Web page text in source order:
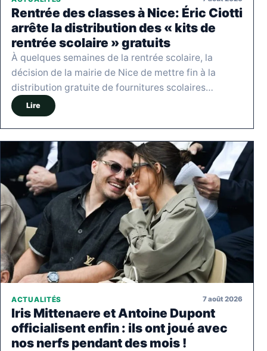
Rentrée des classes à Nice: Éric Ciotti
arrête la distribution des « kits de
rentrée scolaire » gratuits
À quelques semaines de la rentrée scolaire, la
décision de la mairie de Nice de mettre fin à la
distribution gratuite de fournitures scolaires…
Lire
ACTUALITÉS 7 août 2026
Iris Mittenaere et Antoine Dupont
officialisent enfin : ils ont joué avec
nos nerfs pendant des mois !